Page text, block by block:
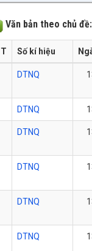
Văn bản theo chủ
Số kí hiệu
DTNQ
DTNQ
DTNQ
DTNQ
DTNQ
DTNQ